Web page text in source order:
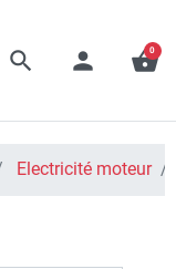
search person shopping_basket
0
Electricité moteur